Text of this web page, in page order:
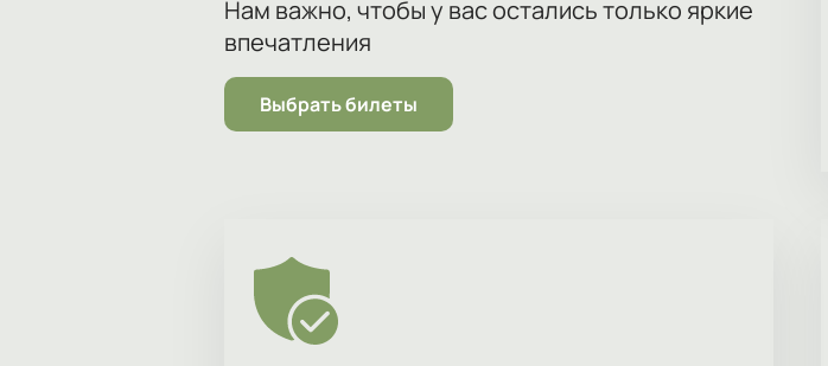
Нам важно, чтобы у вас остались только яркие
впечатления
Выбрать билеты